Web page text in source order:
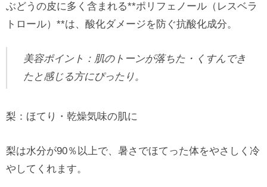
ぶどうの皮に多く含まれる**ポリフェノール（レスベラ
トロール）**は、酸化ダメージを防ぐ抗酸化成分。
美容ポイント：肌のトーンが落ちた・くすんでき
たと感じる方にぴったり。
梨：ほてり・乾燥気味の肌に
梨は水分が90％以上で、暑さでほてった体をやさしく冷
やしてくれます。